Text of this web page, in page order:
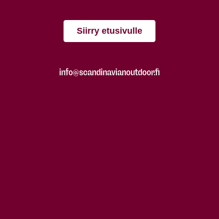
Siirry etusivulle
info@scandinavianoutdoor.fi